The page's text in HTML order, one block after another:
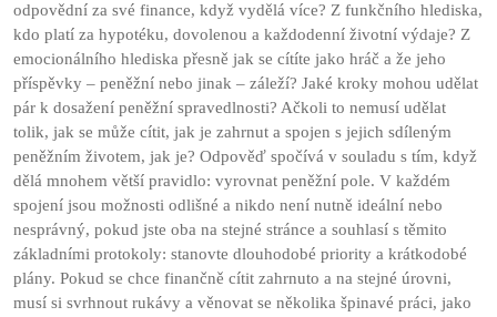
odpovědní za své finance, když vydělá více? Z funkčního hlediska,
kdo platí za hypotéku, dovolenou a každodenní životní výdaje? Z
emocionálního hlediska přesně jak se cítíte jako hráč a že jeho
příspěvky – peněžní nebo jinak – záleží? Jaké kroky mohou udělat
pár k dosažení peněžní spravedlnosti? Ačkoli to nemusí udělat
tolik, jak se může cítit, jak je zahrnut a spojen s jejich sdíleným
peněžním životem, jak je? Odpověď spočívá v souladu s tím, když
dělá mnohem větší pravidlo: vyrovnat peněžní pole. V každém
spojení jsou možnosti odlišné a nikdo není nutně ideální nebo
nesprávný, pokud jste oba na stejné stránce a souhlasí s těmito
základními protokoly: stanovte dlouhodobé priority a krátkodobé
plány. Pokud se chce finančně cítit zahrnuto a na stejné úrovni,
musí si svrhnout rukávy a věnovat se několika špinavé práci, jako